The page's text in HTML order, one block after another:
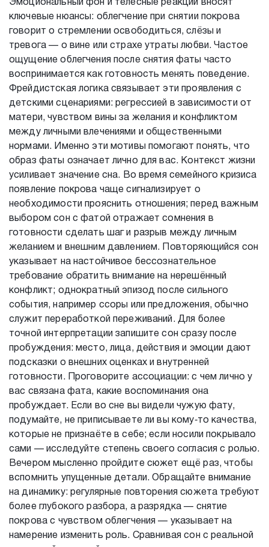
Эмоциональный фон и телесные реакции вносят
ключевые нюансы: облегчение при снятии покрова
говорит о стремлении освободиться, слёзы и
тревога — о вине или страхе утраты любви. Частое
ощущение облегчения после снятия фаты часто
воспринимается как готовность менять поведение.
Фрейдистская логика связывает эти проявления с
детскими сценариями: регрессией в зависимости от
матери, чувством вины за желания и конфликтом
между личными влечениями и общественными
нормами. Именно эти мотивы помогают понять, что
образ фаты означает лично для вас. Контекст жизни
усиливает значение сна. Во время семейного кризиса
появление покрова чаще сигнализирует о
необходимости прояснить отношения; перед важным
выбором сон с фатой отражает сомнения в
готовности сделать шаг и разрыв между личным
желанием и внешним давлением. Повторяющийся сон
указывает на настойчивое бессознательное
требование обратить внимание на нерешённый
конфликт; однократный эпизод после сильного
события, например ссоры или предложения, обычно
служит переработкой переживаний. Для более
точной интерпретации запишите сон сразу после
пробуждения: место, лица, действия и эмоции дают
подсказки о внешних оценках и внутренней
готовности. Проговорите ассоциации: с чем лично у
вас связана фата, какие воспоминания она
пробуждает. Если во сне вы видели чужую фату,
подумайте, не приписываете ли вы кому‑то качества,
которые не признаёте в себе; если носили покрывало
сами — исследуйте степень своего согласия с ролью.
Вечером мысленно пройдите сюжет ещё раз, чтобы
вспомнить упущенные детали. Обращайте внимание
на динамику: регулярные повторения сюжета требуют
более глубокого разбора, а разрядка — снятие
покрова с чувством облегчения — указывает на
намерение изменить роль. Сравнивая сон с реальной